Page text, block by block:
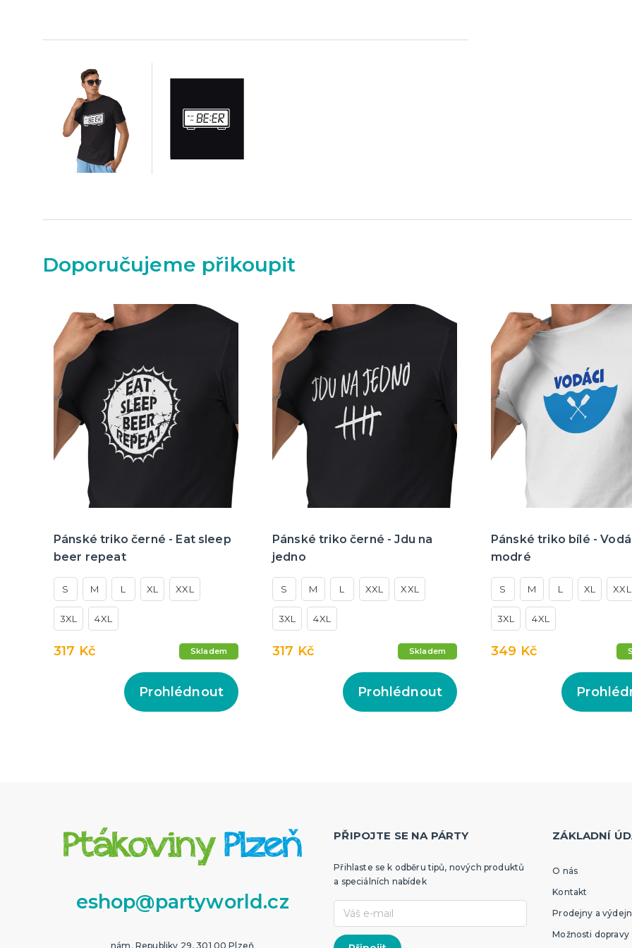
Doporučujeme přikoupit
Pánské triko černé - Eat sleep
beer repeat
S M L XL XXL
3XL 4XL
317 Kč Skladem
Prohlédnout
Pánské triko černé - Jdu na
jedno
S M L XXL XXL
3XL 4XL
317 Kč Skladem
Prohlédnout
Pánské triko bílé -
modré
S M L XL XXL
3XL 4XL
349 Kč
eshop@partyworld.cz
nám. Republiky 29, 301 00 Plzeň
PŘIPOJTE SE NA PÁRTY
Přihlaste se k odběru tipů, nových produktů
a speciálních nabídek
ZÁKLADNÍ
O nás
Kontakt
Prodejny a
Možnosti dopravy